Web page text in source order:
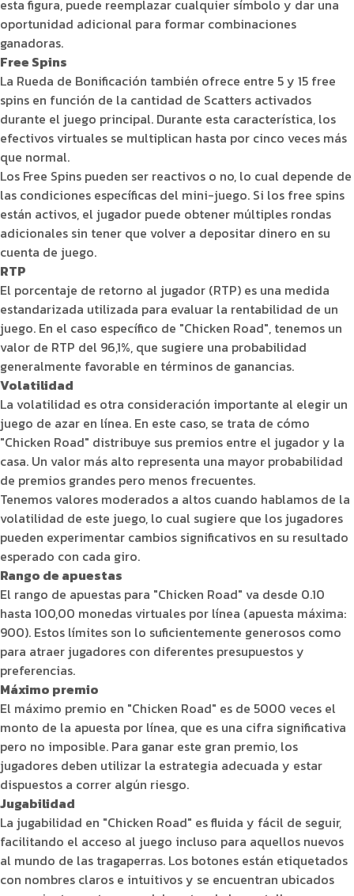
esta figura, puede reemplazar cualquier símbolo y dar una
oportunidad adicional para formar combinaciones
ganadoras.
Free Spins
La Rueda de Bonificación también ofrece entre 5 y 15 free
spins en función de la cantidad de Scatters activados
durante el juego principal. Durante esta característica, los
efectivos virtuales se multiplican hasta por cinco veces más
que normal.
Los Free Spins pueden ser reactivos o no, lo cual depende de
las condiciones específicas del mini-juego. Si los free spins
están activos, el jugador puede obtener múltiples rondas
adicionales sin tener que volver a depositar dinero en su
cuenta de juego.
RTP
El porcentaje de retorno al jugador (RTP) es una medida
estandarizada utilizada para evaluar la rentabilidad de un
juego. En el caso específico de "Chicken Road", tenemos un
valor de RTP del 96,1%, que sugiere una probabilidad
generalmente favorable en términos de ganancias.
Volatilidad
La volatilidad es otra consideración importante al elegir un
juego de azar en línea. En este caso, se trata de cómo
"Chicken Road" distribuye sus premios entre el jugador y la
casa. Un valor más alto representa una mayor probabilidad
de premios grandes pero menos frecuentes.
Tenemos valores moderados a altos cuando hablamos de la
volatilidad de este juego, lo cual sugiere que los jugadores
pueden experimentar cambios significativos en su resultado
esperado con cada giro.
Rango de apuestas
El rango de apuestas para "Chicken Road" va desde 0.10
hasta 100,00 monedas virtuales por línea (apuesta máxima:
900). Estos límites son lo suficientemente generosos como
para atraer jugadores con diferentes presupuestos y
preferencias.
Máximo premio
El máximo premio en "Chicken Road" es de 5000 veces el
monto de la apuesta por línea, que es una cifra significativa
pero no imposible. Para ganar este gran premio, los
jugadores deben utilizar la estrategia adecuada y estar
dispuestos a correr algún riesgo.
Jugabilidad
La jugabilidad en "Chicken Road" es fluida y fácil de seguir,
facilitando el acceso al juego incluso para aquellos nuevos
al mundo de las tragaperras. Los botones están etiquetados
con nombres claros e intuitivos y se encuentran ubicados